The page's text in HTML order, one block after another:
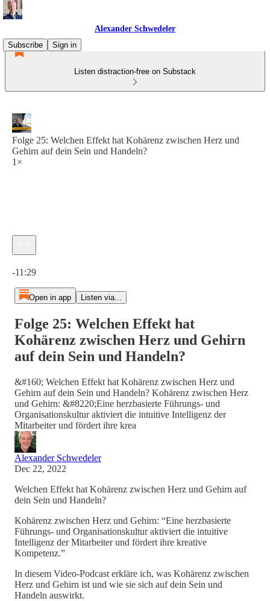
Alexander Schwedeler
Subscribe
Sign in
Listen distraction-free on Substack
Folge 25: Welchen Effekt hat Kohärenz zwischen Herz und
Gehirn auf dein Sein und Handeln?
1×
-11:29
Open in app Listen via...
Folge 25: Welchen Effekt hat
Kohärenz zwischen Herz und Gehirn
auf dein Sein und Handeln?
&#160; Welchen Effekt hat Kohärenz zwischen Herz und
Gehirn auf dein Sein und Handeln? Kohärenz zwischen Herz
und Gehirn: &#8220;Eine herzbasierte Führungs- und
Organisationskultur aktiviert die intuitive Intelligenz der
Mitarbeiter und fördert ihre krea
Alexander Schwedeler
Dec 22, 2022
Welchen Effekt hat Kohärenz zwischen Herz und Gehirn auf
dein Sein und Handeln?
Kohärenz zwischen Herz und Gehirn: “Eine herzbasierte
Führungs- und Organisationskultur aktiviert die intuitive
Intelligenz der Mitarbeiter und fördert ihre kreative
Kompetenz.”
In diesem Video-Podcast erkläre ich, was Kohärenz zwischen
Herz und Gehirn ist und wie sie sich auf dein Sein und
Handeln auswirkt.